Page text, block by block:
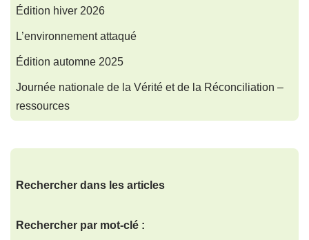
Édition hiver 2026
L’environnement attaqué
Édition automne 2025
Journée nationale de la Vérité et de la Réconciliation –
ressources
Rechercher dans les articles
Rechercher par mot-clé :